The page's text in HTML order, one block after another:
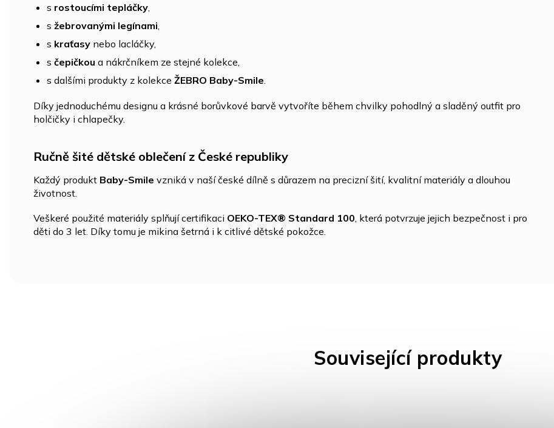
Související produkty
s rostoucími tepláčky
s žebrovanými legínami
s kraťasy nebo lacláčky,
s čepičkou a nákrčníkem ze stejné kolekce,
s dalšími produkty z kolekce ŽEBRO Baby-Smile
Díky jednoduchému designu a krásné borůvkové barvě vytvoříte během chvilky pohodlný a sladěný outfit pro
holčičky i chlapečky.
Ručně šité dětské oblečení z České republiky
Každý produkt Baby-Smile vzniká v naší české dílně s důrazem na precizní šití, kvalitní materiály a dlouhou
životnost.
Veškeré použité materiály splňují certifikaci OEKO-TEX® Standard 100, která potvrzuje jejich bezpečnost i pro
děti do 3 let. Díky tomu je mikina šetrná i k citlivé dětské pokožce.